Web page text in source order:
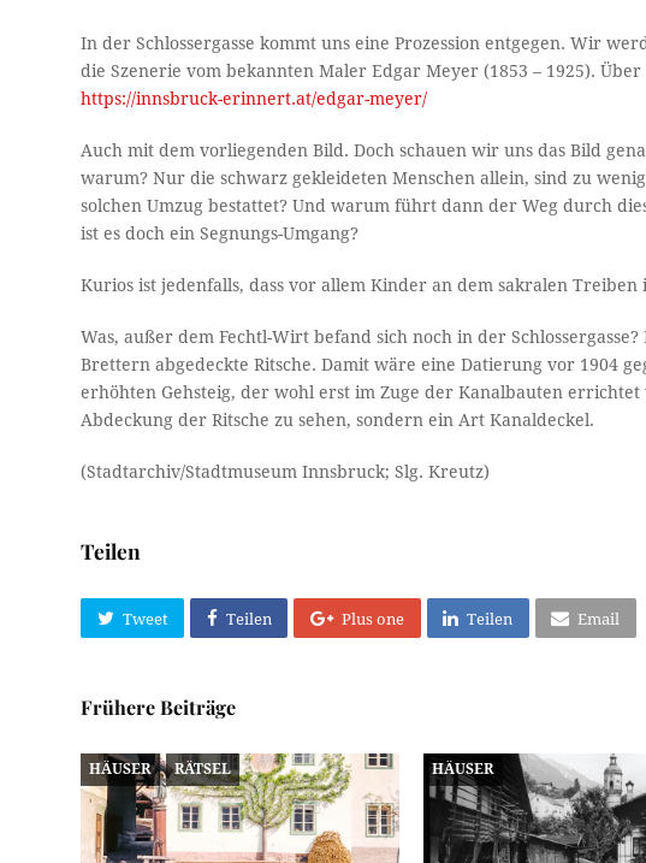
In der Schlossergasse kommt uns eine Prozession entgegen. Wir
die Szenerie vom bekannten Maler Edgar Meyer (1853 – 1925).
https://innsbruck-erinnert.at/edgar-meyer/
Auch mit dem vorliegenden Bild. Doch schauen wir uns das Bild
warum? Nur die schwarz gekleideten Menschen allein, sind zu
solchen Umzug bestattet? Und warum führt dann der Weg durch
ist es doch ein Segnungs-Umgang?
Kurios ist jedenfalls, dass vor allem Kinder an dem sakralen
Was, außer dem Fechtl-Wirt befand sich noch in der
Brettern abgedeckte Ritsche. Damit wäre eine Datierung vor 1904
erhöhten Gehsteig, der wohl erst im Zuge der Kanalbauten
Abdeckung der Ritsche zu sehen, sondern ein Art Kanaldeckel.
(Stadtarchiv/Stadtmuseum Innsbruck; Slg. Kreutz)
Teilen
Tweet Teilen Plus one Teilen Email
Frühere Beiträge
HÄUSER RÄTSEL HÄUSER